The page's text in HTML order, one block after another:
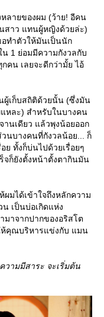
ลายของผม (ว้าย! อีคน
สาว แทนผู้หญิงด้วยล่ะ)
ทำตัวให้มันเป็นนัก
1 ย่อมมีความกังวลกับ
กคน เลยจะดีกว่ามั้ย ไอ้
ผู้เก็บสถิติด้วยนั้น (ซึ่งมัน
หละ) สำหรับในบางคน
นเดียว แล้วพุงน้อยออก
นบางคนที่กังวลน้อย... ก็
ย ทั้งก็บ่นไปด้วยเรื่อยๆ
จก็ยังตั้งหน้าตั้งตากินมัน
มได้เข้าใจถึงหลักความ
น เป็นบ่อเกิดแห่ง
มาจากปากของอริสโต
ห้คุณบริหารแข่งกับ แมน
ามมีสาระ จะเริ่มต้น